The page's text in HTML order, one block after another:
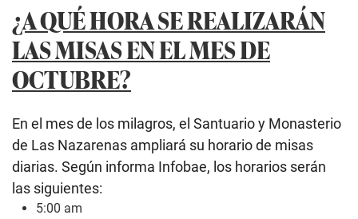
¿A QUÉ HORA SE REALIZARÁN
LAS MISAS EN EL MES DE
OCTUBRE?
En el mes de los milagros, el Santuario y Monasterio
de Las Nazarenas ampliará su horario de misas
diarias. Según informa Infobae, los horarios serán
las siguientes:
5:00 am